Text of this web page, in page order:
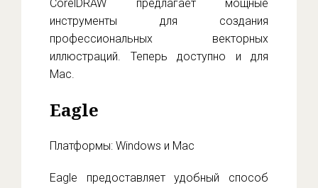
CorelDRAW предлагает мощные
инструменты для создания
профессиональных векторных
иллюстраций. Теперь доступно и для
Mac.
Eagle
Платформы: Windows и Mac
Eagle предоставляет удобный способ